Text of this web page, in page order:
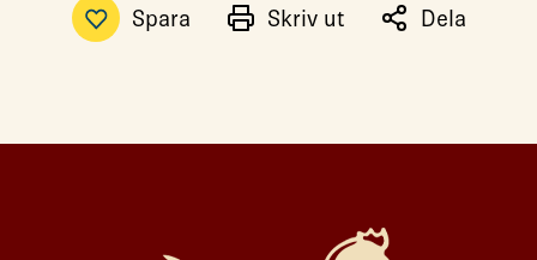
Spara Skriv ut Dela